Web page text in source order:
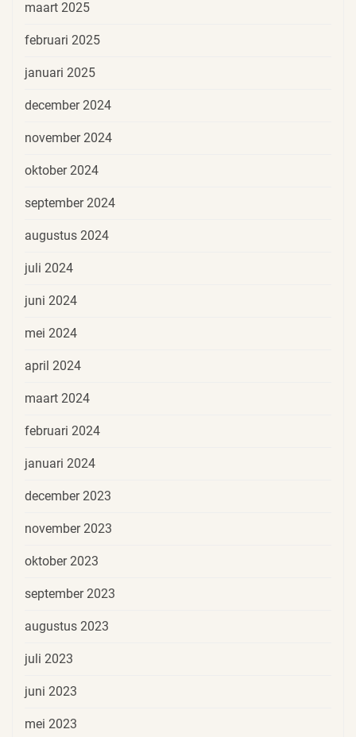
maart 2025
februari 2025
januari 2025
december 2024
november 2024
oktober 2024
september 2024
augustus 2024
juli 2024
juni 2024
mei 2024
april 2024
maart 2024
februari 2024
januari 2024
december 2023
november 2023
oktober 2023
september 2023
augustus 2023
juli 2023
juni 2023
mei 2023